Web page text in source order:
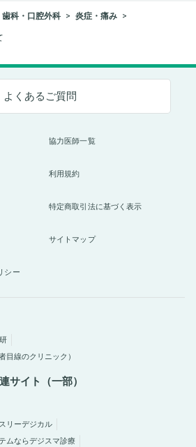
歯科・口腔外科 炎症・痛み
よくあるご質問
協力医師一覧
利用規約
特定商取引法に基づく表示
サイトマップ
シー
目線のクリニック）
サイト（一部）
リーデジカル
ムならデジスマ診療